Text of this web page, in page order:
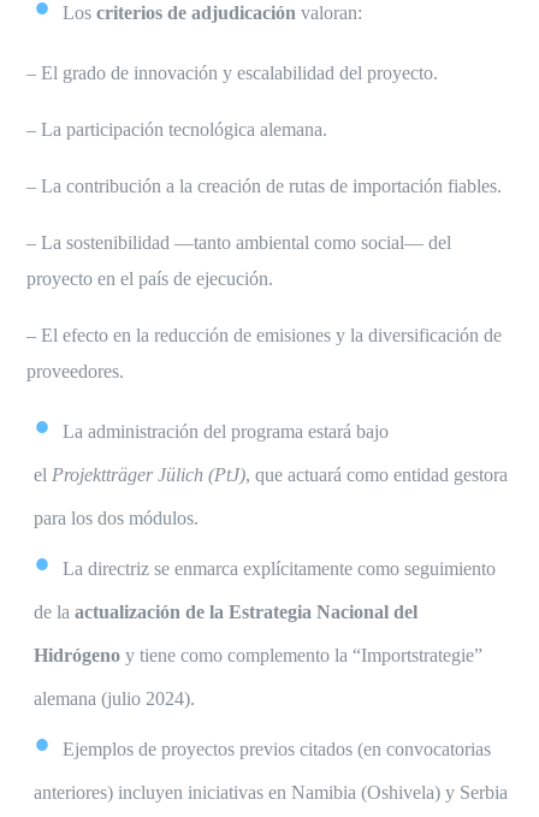
Loscriterios de adjudicación valoran:
– El grado de innovación y escalabilidad del proyecto.
– La participación tecnológica alemana.
– La contribución a la creación de rutas de importación fiables.
– La sostenibilidad —tanto ambiental como social— del
proyecto en el país de ejecución.
– El efecto en la reducción de emisiones y la diversificación de
proveedores.
La administración del programa estará bajo
el Projektträger Jülich (PtJ), que actuará como entidad gestora
para los dos módulos.
La directriz se enmarca explícitamente como seguimiento
de laactualización de la Estrategia Nacional del
Hidrógeno y tiene como complemento la “Importstrategie”
alemana (julio 2024).
Ejemplos de proyectos previos citados (en convocatorias
anteriores) incluyen iniciativas en Namibia (Oshivela) y Serbia